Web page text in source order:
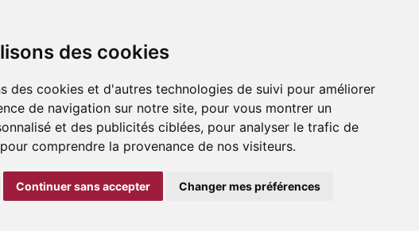
des cookies
des cookies et d'autres technologies de suivi pour améliorer
de navigation sur notre site, pour vous montrer un
et des publicités ciblées, pour analyser le trafic de
comprendre la provenance de nos visiteurs.
Continuer sans accepter Changer mes préférences
Guides et conseils
Guide des tailles
Guide d’entretien
Foire aux questions